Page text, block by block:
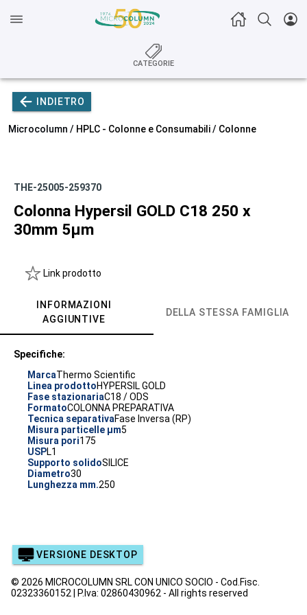
CATEGORIE
INDIETRO
Microcolumn / HPLC - Colonne e Consumabili/ Colonne
THE-25005-259370
Colonna Hypersil GOLD C18 250 x
30mm 5µm
Link prodotto
INFORMAZIONI
AGGIUNTIVE
DELLA STESSA FAMIGLIA
Specifiche:
MarcaThermo Scientific
Linea prodottoHYPERSIL GOLD
Fase stazionariaC18 / ODS
FormatoCOLONNA PREPARATIVA
Tecnica separativaFase Inversa (RP)
Misura particelle µm5
Misura pori175
USPL1
Supporto solidoSILICE
Diametro30
Lunghezza mm.250
VERSIONE DESKTOP
© 2026 MICROCOLUMN SRL CON UNICO SOCIO - Cod.Fisc.
02323360152 | P.Iva: 02860430962 - All rights reserved